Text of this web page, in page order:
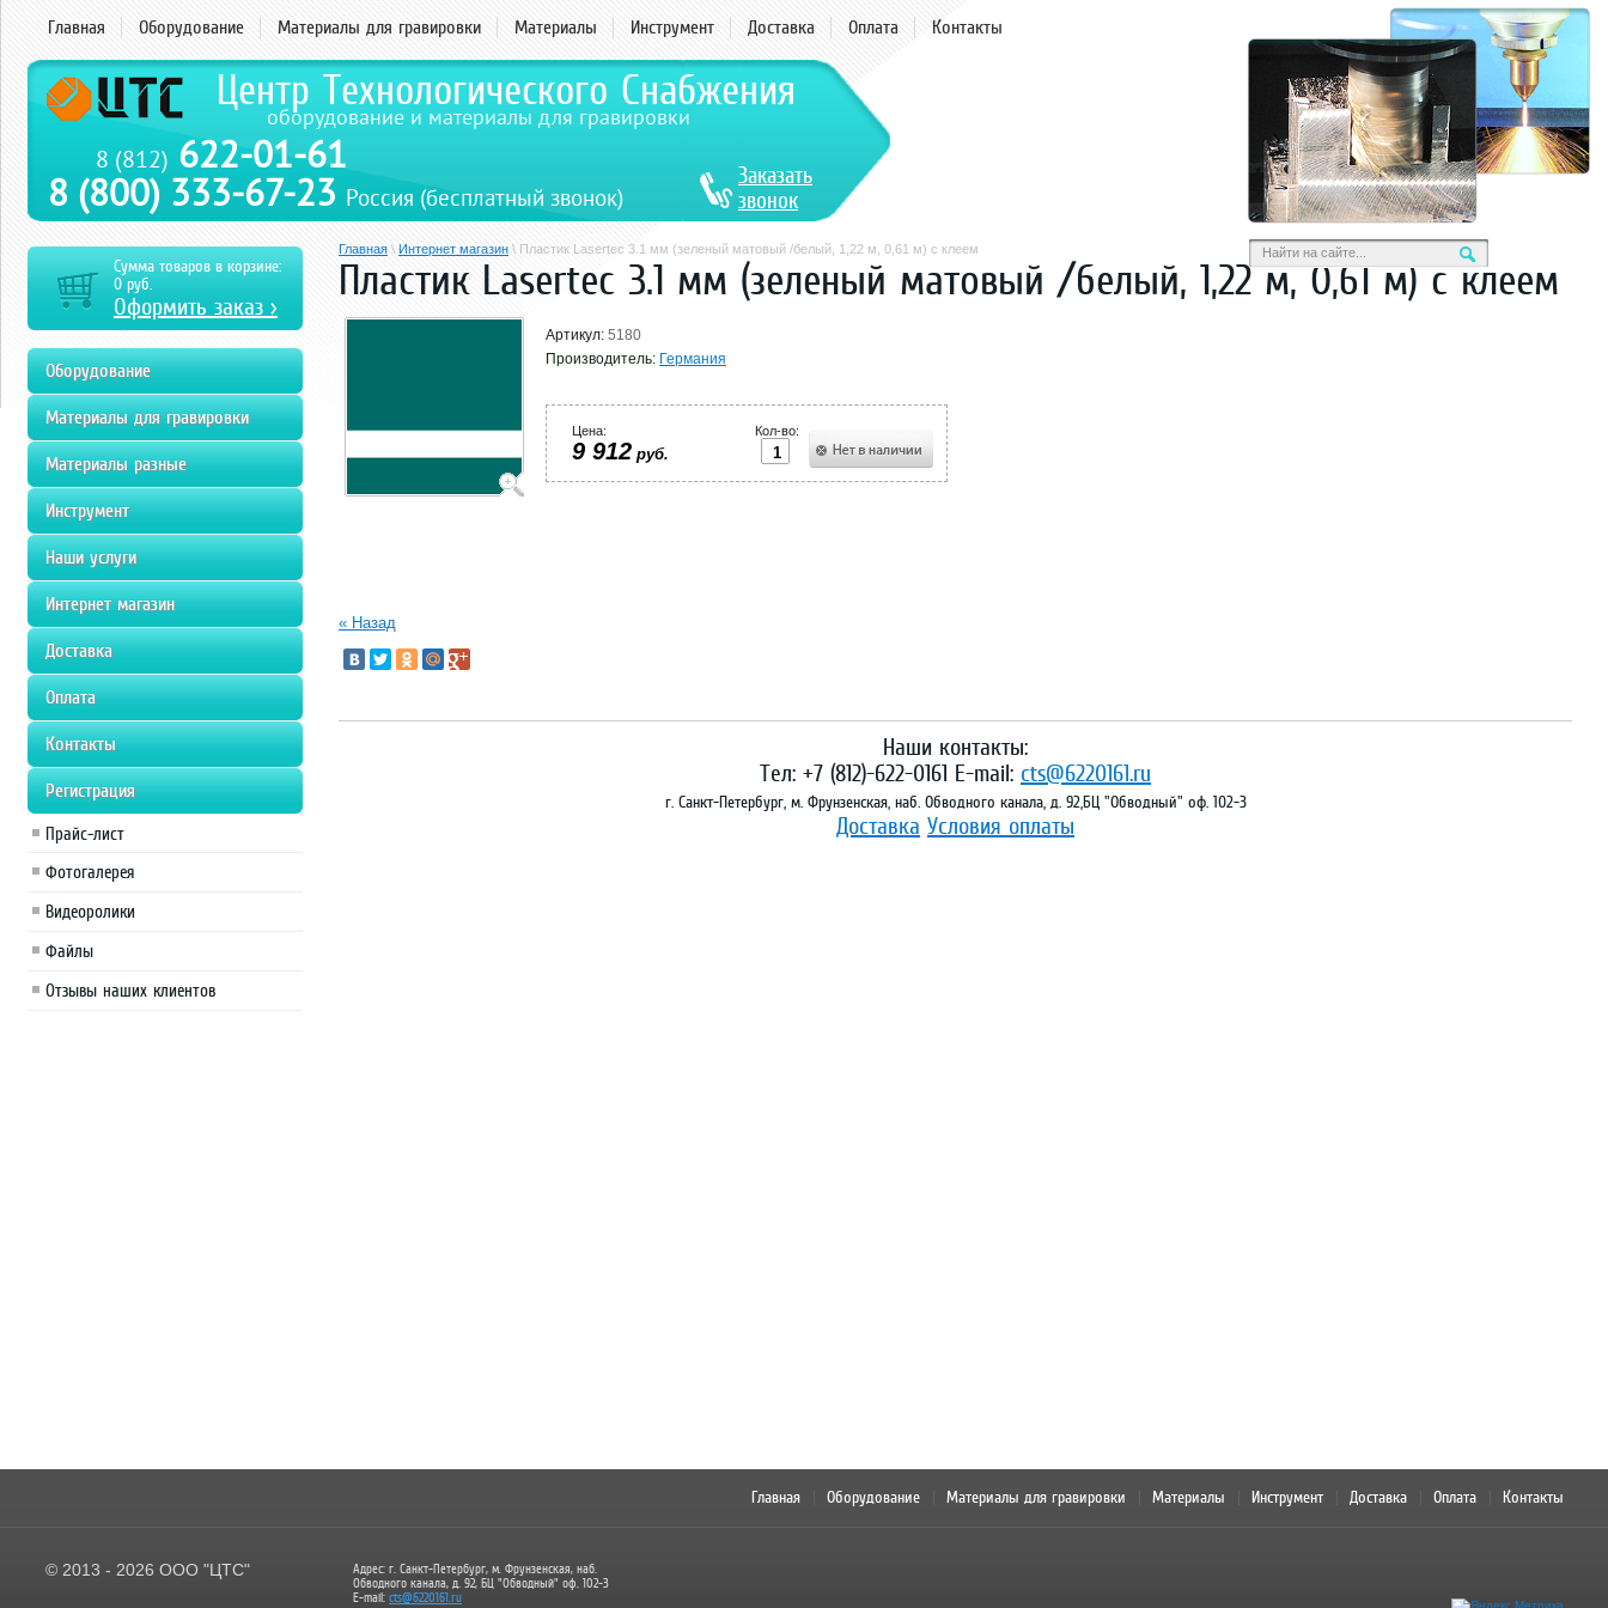
Главная Оборудование Материалы для гравировки Материалы Инструмент Доставка Оплата Контакты
8 (800) 333-67-23 Россия (бесплатный звонок)
Центр Технологического Снабжения
оборудование и материалы для гравировки
8 (812) 622-01-61
Заказать
звонок
Главная\Интернет магазин\ Пластик Lasertec 3.1 мм (зеленый матовый /белый, 1,22 м, 0,61 м) с клеем
Пластик Lasertec 3.1 мм (зеленый матовый /белый, 1,22 м, 0,61 м) с клеем
Артикул: 5180
Производитель: Германия
Кол-во:
Цена:
9 912 руб.
« Назад
Наши контакты:
Тел: +7 (812)-622-0161 E-mail: cts@6220161.ru
г. Санкт-Петербург, м. Фрунзенская, наб. Обводного канала, д. 92,БЦ "Обводный" оф. 102-3
Доставка Условия оплаты
Сумма товаров в корзине:
0 руб.
Оформить заказ >
Оборудование
Материалы для гравировки
Материалы разные
Инструмент
Наши услуги
Интернет магазин
Доставка
Оплата
Контакты
Регистрация
Прайс-лист
Фотогалерея
Видеоролики
Файлы
Отзывы наших клиентов
Главная Оборудование Материалы для гравировки Материалы Инструмент Доставка Оплата Контакты
© 2013 - 2026 ООО "ЦТС"
Адрес: г. Санкт-Петербург, м. Фрунзенская, наб.
Обводного канала, д. 92, БЦ "Обводный" оф. 102-3
E-mail: cts@6220161.ru